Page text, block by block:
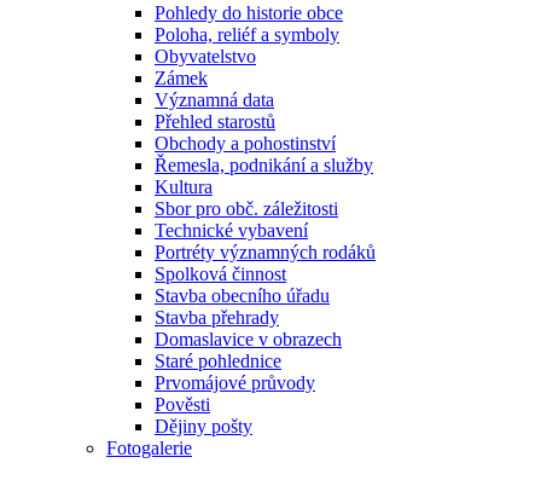
Pohledy do historie obce
Poloha, reliéf a symboly
Obyvatelstvo
Zámek
Významná data
Přehled starostů
Obchody a pohostinství
Řemesla, podnikání a služby
Kultura
Sbor pro obč. záležitosti
Technické vybavení
Portréty významných rodáků
Spolková činnost
Stavba obecního úřadu
Stavba přehrady
Domaslavice v obrazech
Staré pohlednice
Prvomájové průvody
Pověsti
Dějiny pošty
Fotogalerie